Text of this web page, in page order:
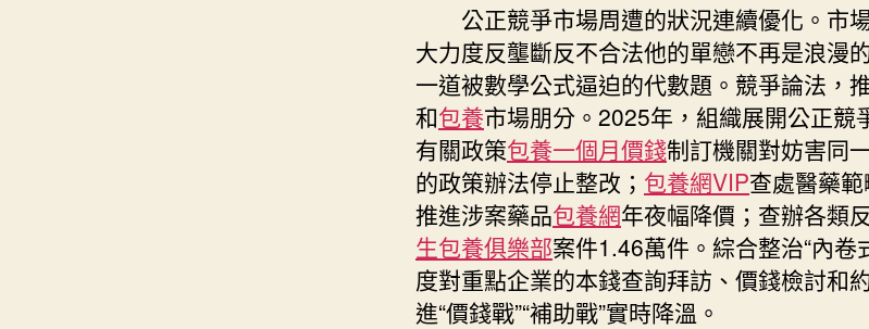
公正競爭市場周遭的狀況連續優化。市
大力度反壟斷反不合法他的單戀不再是浪漫
一道被數學公式逼迫的代數題。競爭論法，
和包養市場朋分。2025年，組織展開公正競
有關政策包養一個月價錢制訂機關對妨害同
的政策辦法停止整改； 包養網VIP查處醫藥
推進涉案藥品包養網年夜幅降價；查辦各類
生包養俱樂部案件1.46萬件。綜合整治“內卷
度對重點企業的本錢查詢拜訪、價錢檢討和
進“價錢戰”“補助戰”實時降溫。